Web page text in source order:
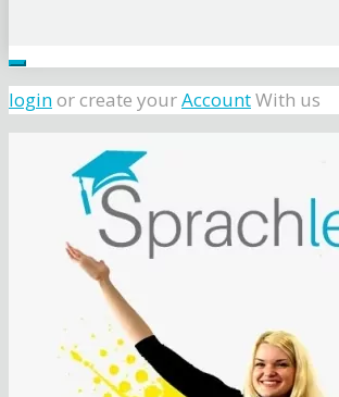
loginor create yourAccountWith us